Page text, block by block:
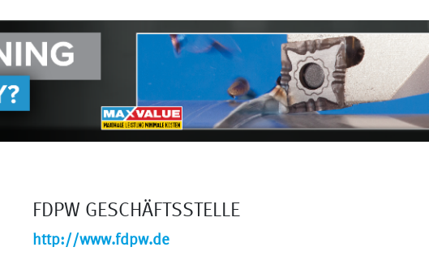
FDPW GESCHÄFTSSTELLE
http://www.fdpw.de